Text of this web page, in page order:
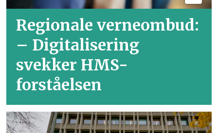
Regionale verneombud:
– Digitalisering
svekker HMS-
forståelsen